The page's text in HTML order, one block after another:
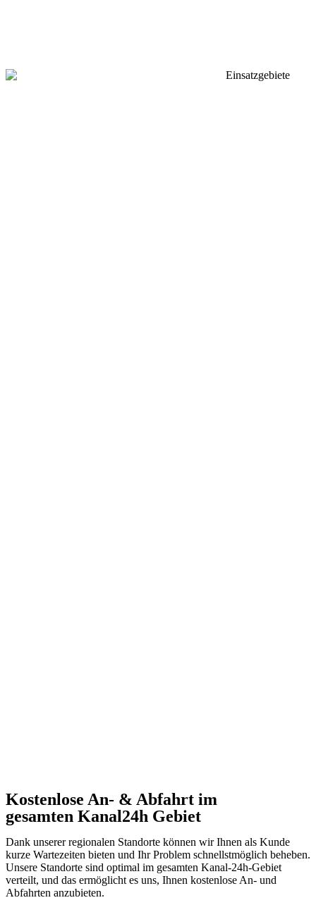
Kostenlose An- & Abfahrt im
gesamten Kanal24h Gebiet
Dank unserer regionalen Standorte können wir Ihnen als Kunde
kurze Wartezeiten bieten und Ihr Problem schnellstmöglich beheben.
Unsere Standorte sind optimal im gesamten Kanal-24h-Gebiet
verteilt, und das ermöglicht es uns, Ihnen kostenlose An- und
Abfahrten anzubieten.